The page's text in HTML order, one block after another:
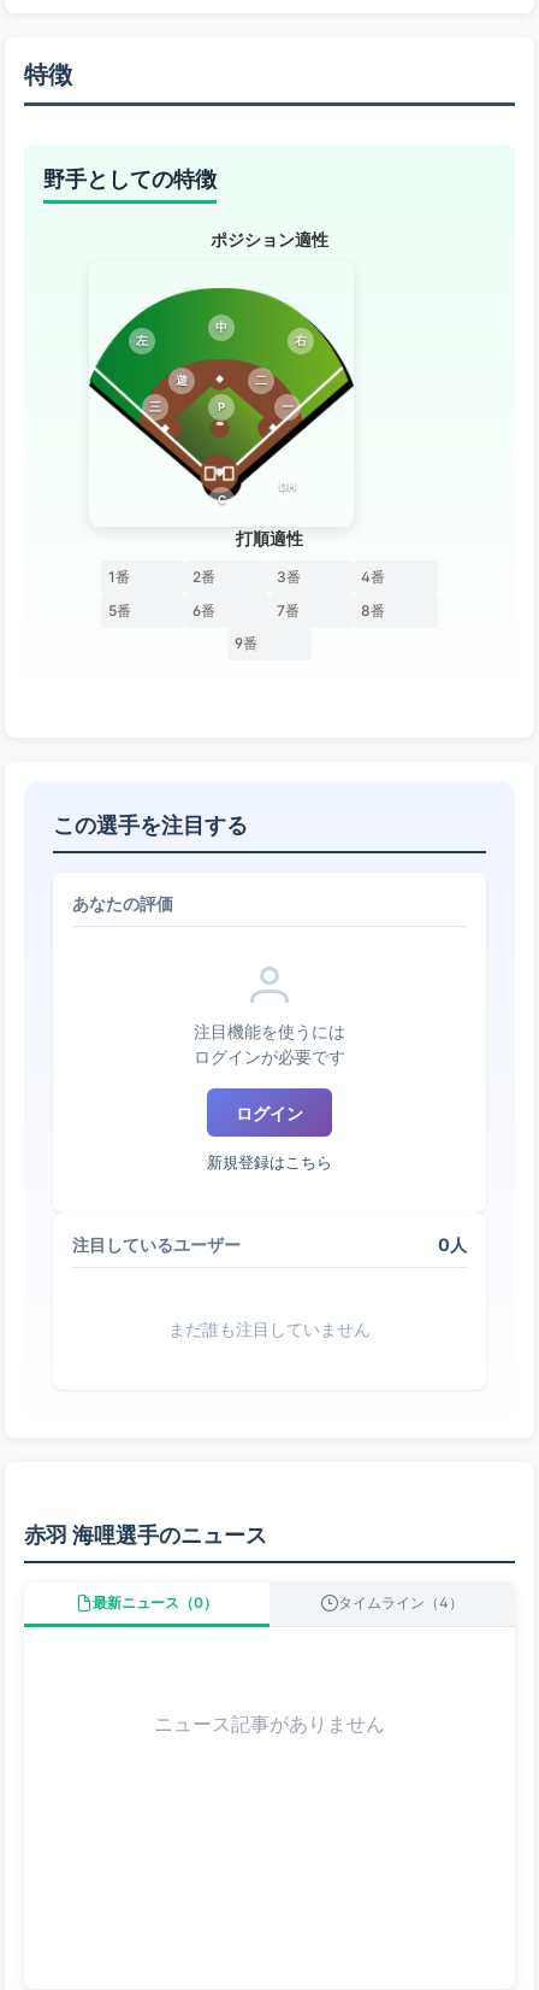
特徴
野手としての特徴
ポジション適性
P
C
一
二
三
遊
左
中
右
DH
打順適性
1番 2番 3番
4番
5番
6番 7番
8番
9番
この選手を注目する
あなたの評価
注目機能を使うには
ログインが必要です
ログイン
新規登録はこちら
注目しているユーザー 0人
まだ誰も注目していません
赤羽 海哩選手のニュース
最新ニュース（0） タイムライン（4）
ニュース記事がありません